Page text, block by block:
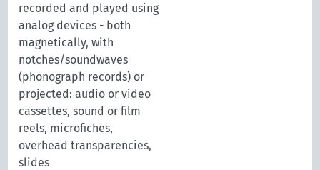
recorded and played using
analog devices - both
magnetically, with
notches/soundwaves
(phonograph records) or
projected: audio or video
cassettes, sound or film
reels, microfiches,
overhead transparencies,
slides